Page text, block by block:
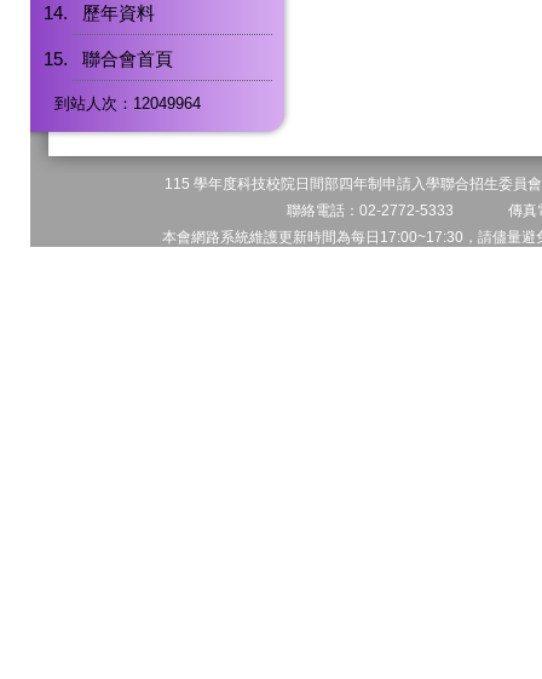
歷年資料
聯合會首頁
到站人次：12049964
115 學年度科技校院日間部四年制申請入學聯合招生委
聯絡電話：02-2772-5333 傳
本會網路系統維護更新時間為每日17:00~17:30，請儘量